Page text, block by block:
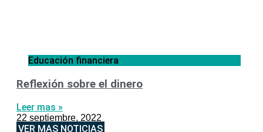
Educación financiera
Reflexión sobre el dinero
Leer mas »
22 septiembre, 2022
VER MAS NOTICIAS